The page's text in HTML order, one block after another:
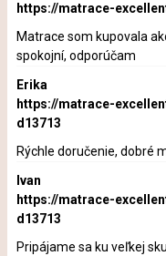
https://matrace-
Matrace som kupovala
spokojní, odporúčam
Erika
https://matrace-
d13713
Rýchle doručenie, dobré
Ivan
https://matrace-
d13713
Pripájame sa ku veľkej